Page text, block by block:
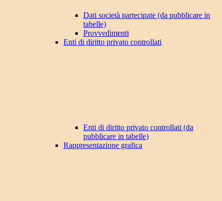
Dati società partecipate (da pubblicare in
tabelle)
Provvedimenti
Enti di diritto privato controllati
Enti di diritto privato controllati (da
pubblicare in tabelle)
Rappresentazione grafica